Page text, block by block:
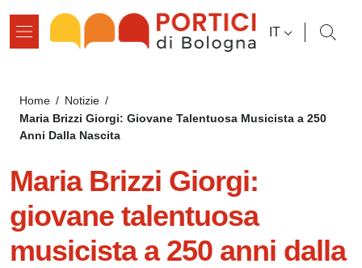
SELETTORE
IT
Briciole di pane
Home / Notizie /
Maria Brizzi Giorgi: Giovane Talentuosa Musicista a 250
Anni Dalla Nascita
Maria Brizzi Giorgi:
giovane talentuosa
musicista a 250 anni dalla